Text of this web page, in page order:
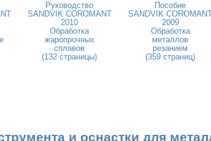
Руководство
SANDVIK COROMANT
2010
Обработка
жаропрочных
сплавов
(132 страницы)
Пособие
SANDVIK
2009
Обработка
металлов
резанием
(359 страниц)
и оснастки для